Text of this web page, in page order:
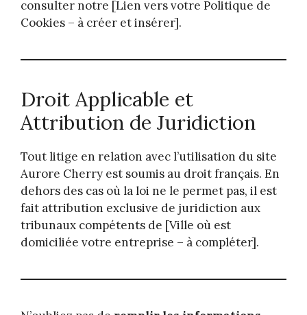
consulter notre [Lien vers votre Politique de
Cookies – à créer et insérer].
Droit Applicable et
Attribution de Juridiction
Tout litige en relation avec l’utilisation du site
Aurore Cherry est soumis au droit français. En
dehors des cas où la loi ne le permet pas, il est
fait attribution exclusive de juridiction aux
tribunaux compétents de [Ville où est
domiciliée votre entreprise – à compléter].